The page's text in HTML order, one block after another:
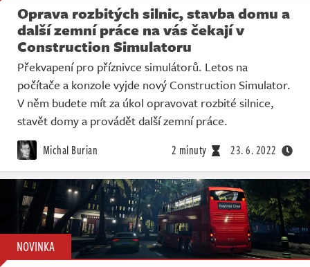
Oprava rozbitých silnic, stavba domu a
další zemní práce na vás čekají v
Construction Simulatoru
Překvapení pro příznivce simulátorů. Letos na
počítače a konzole vyjde nový Construction Simulator.
V něm budete mít za úkol opravovat rozbité silnice,
stavět domy a provádět další zemní práce.
Michal Burian 2 minuty 23. 6. 2022
NOVINKA